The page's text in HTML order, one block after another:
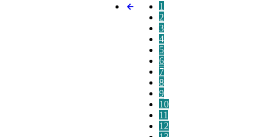
1
2
3
4
5
6
7
8
9
10
11
12